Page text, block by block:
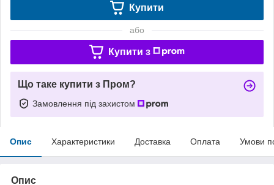
Купити
або
Купити з
Що таке купити з Пром?
Замовлення під захистом
Опис Характеристики Доставка Оплата Умови
Опис